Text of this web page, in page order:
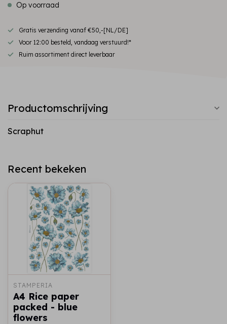
Op voorraad
Gratis verzending vanaf €50,-[NL/DE]
Voor 12:00 besteld, vandaag verstuurd!*
Ruim assortiment direct leverbaar
Productomschrijving
Scraphut
Recent bekeken
STAMPERIA
A4 Rice paper
packed - blue
flowers